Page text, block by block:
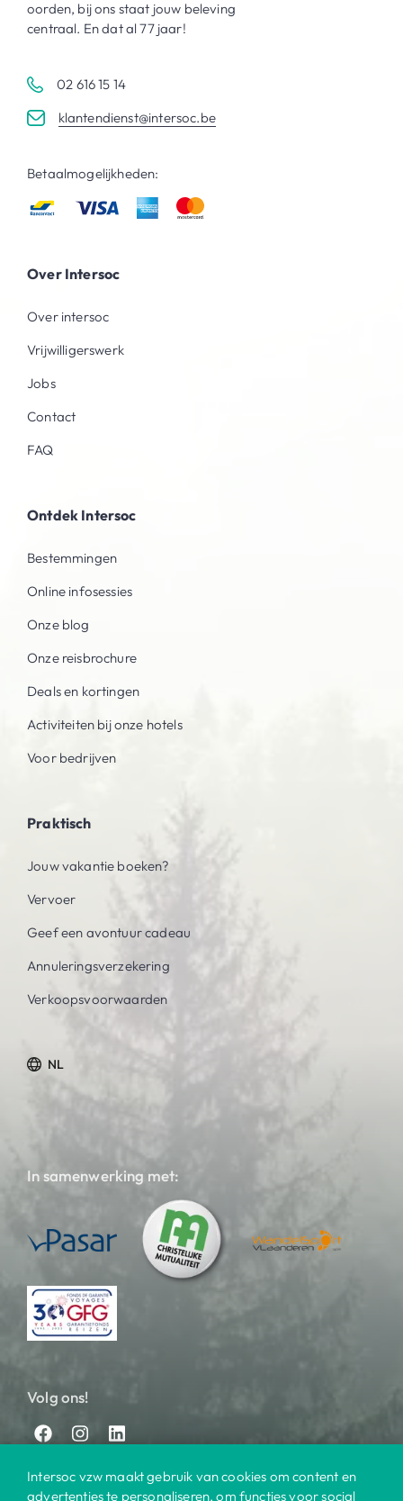
oorden, bij ons staat jouw beleving
centraal. En dat al 77 jaar!
02 616 15 14
klantendienst@intersoc.be
Betaalmogelijkheden:
Over Intersoc
Over intersoc
Vrijwilligerswerk
Jobs
Contact
FAQ
Ontdek Intersoc
Bestemmingen
Online infosessies
Onze blog
Onze reisbrochure
Deals en kortingen
Activiteiten bij onze hotels
Voor bedrijven
Praktisch
Jouw vakantie boeken?
Vervoer
Geef een avontuur cadeau
Annuleringsverzekering
Verkoopsvoorwaarden
NL
In samenwerking met:
Volg ons!
Intersoc vzw maakt gebruik van cookies om content en
advertenties te personaliseren, om functies voor social